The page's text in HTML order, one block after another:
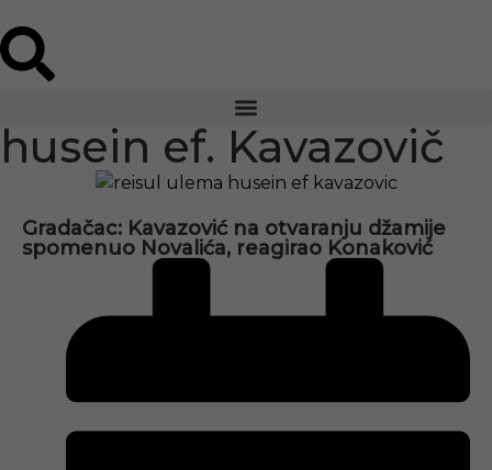
husein ef. Kavazovič
Gradačac: Kavazović na otvaranju džamije
spomenuo Novalića, reagirao Konaković